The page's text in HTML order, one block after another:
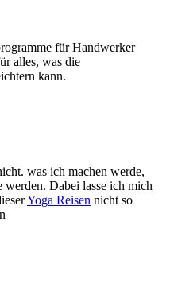
für Handwerker
alles, was die
kann.
was ich machen werde,
werden. Dabei lasse ich mich
Yoga Reisen nicht so